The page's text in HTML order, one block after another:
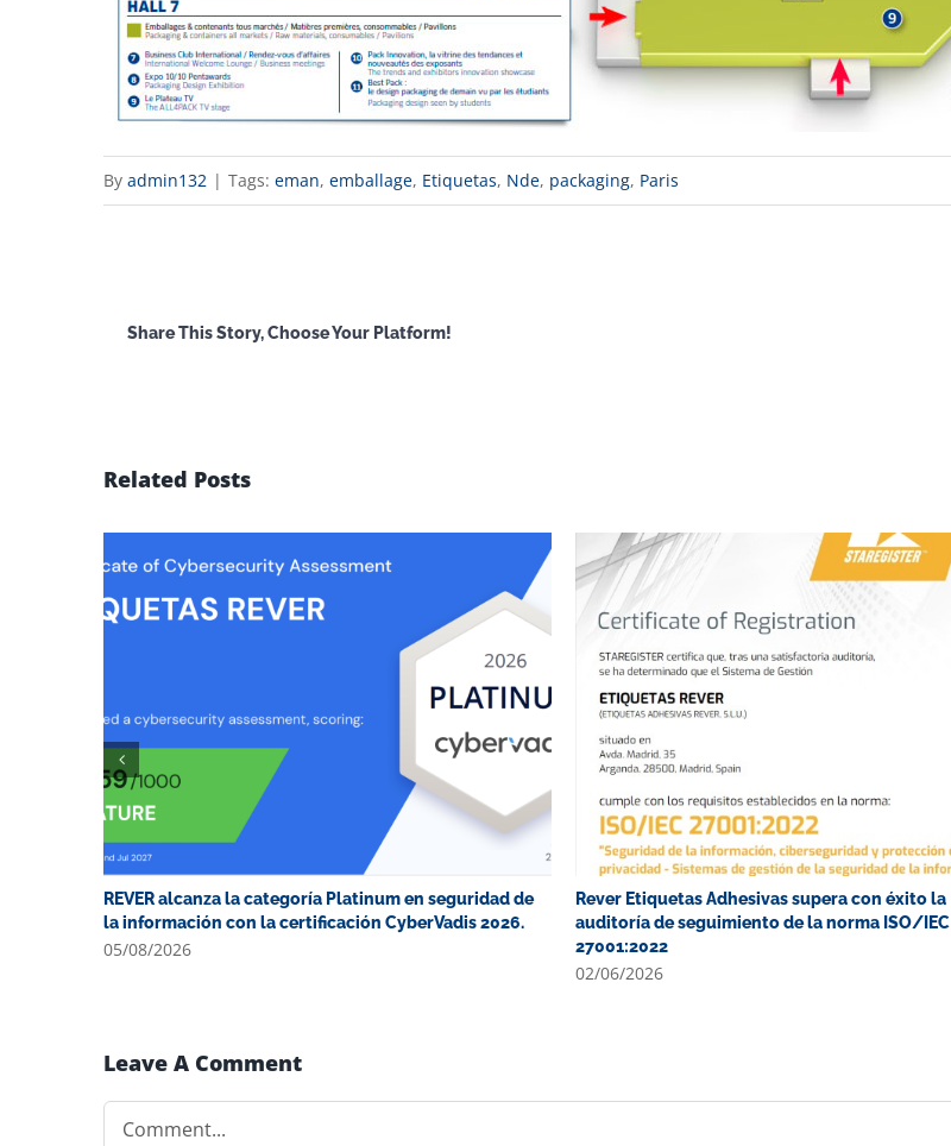
By admin132 | Tags: eman, emballage, Etiquetas, Nde, packaging, Paris
Share This Story, Choose Your Platform!
Related Posts
REVER alcanza la categoría Platinum en seguridad de
la información con la certificación CyberVadis 2026.
05/08/2026
Rever Etiquetas Adhesivas supera con éxito la
auditoría de seguimiento de la norma ISO/IEC
27001:2022
02/06/2026
Leave A Comment
Comment